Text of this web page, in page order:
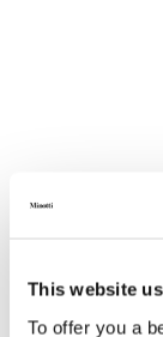
This website
To offer you a